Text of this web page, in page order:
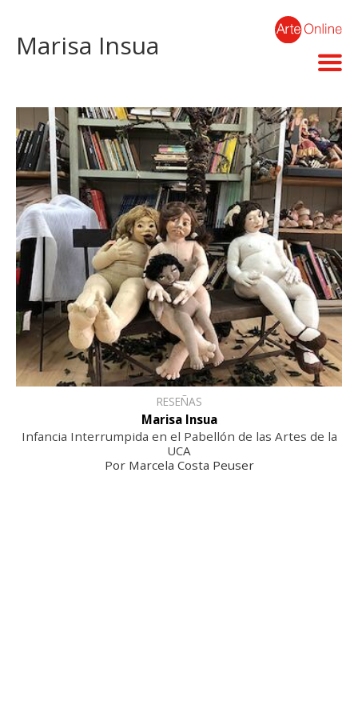
Marisa Insua
RESEÑAS
Marisa Insua
Infancia Interrumpida en el Pabellón de las Artes de la
UCA
Por Marcela Costa Peuser